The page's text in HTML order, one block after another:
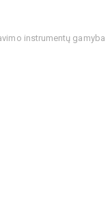
instrumentų gamyba